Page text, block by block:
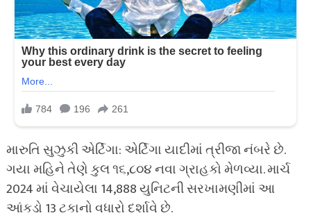
મારુતિ સુઝુકી એર્ટિગા: એર્ટિગા યાદીમાં ત્રીજા નંબરે છે.
ગયા મહિને તેણે કુલ ૧૬,૮૦૪ નવા ગ્રાહકો મેળવ્યા. માર્ચ
2024 માં વેચાયેલા 14,888 યુનિટની સરખામણીમાં આ
આંકડો 13 ટકાનો વધારો દર્શાવે છે.